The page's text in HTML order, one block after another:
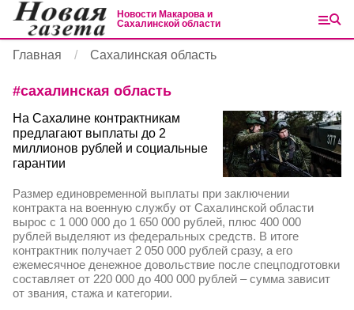
Новости Макарова и
Сахалинской области
Главная Сахалинская область
#сахалинская область
На Сахалине контрактникам
предлагают выплаты до 2
миллионов рублей и социальные
гарантии
Размер единовременной выплаты при заключении
контракта на военную службу от Сахалинской области
вырос с 1 000 000 до 1 650 000 рублей, плюс 400 000
рублей выделяют из федеральных средств. В итоге
контрактник получает 2 050 000 рублей сразу, а его
ежемесячное денежное довольствие после спецподготовки
составляет от 220 000 до 400 000 рублей – сумма зависит
от звания, стажа и категории.